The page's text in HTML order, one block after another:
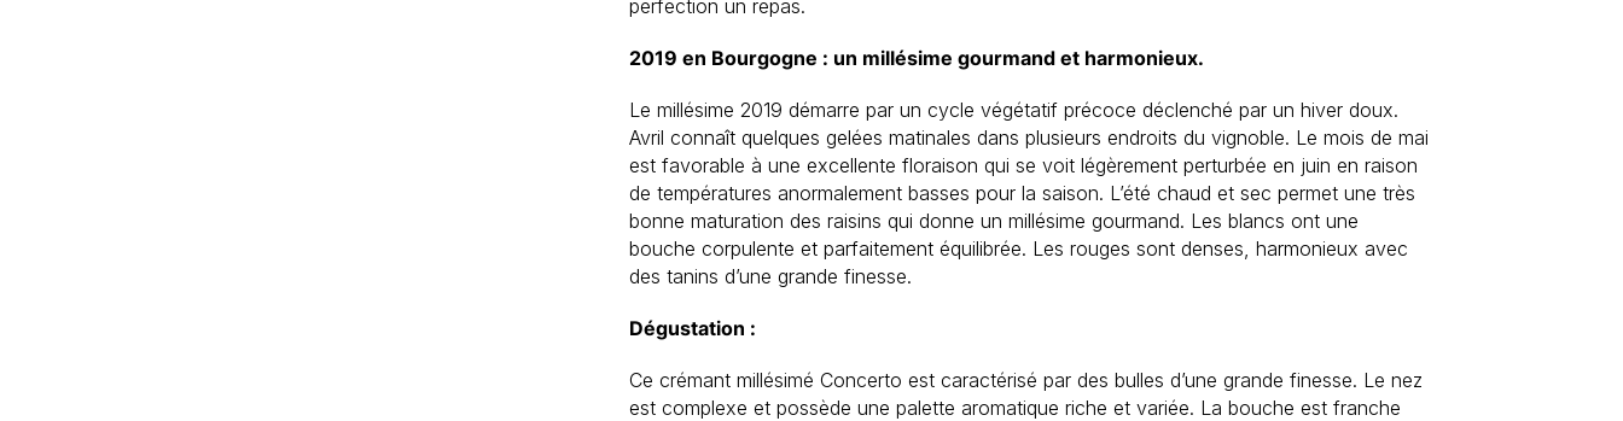
perfection un repas.
2019 en Bourgogne : un millésime gourmand et harmonieux.
Le millésime 2019 démarre par un cycle végétatif précoce déclenché par un hiver doux.
Avril connaît quelques gelées matinales dans plusieurs endroits du vignoble. Le mois de mai
est favorable à une excellente floraison qui se voit légèrement perturbée en juin en raison
de températures anormalement basses pour la saison. L’été chaud et sec permet une très
bonne maturation des raisins qui donne un millésime gourmand. Les blancs ont une
bouche corpulente et parfaitement équilibrée. Les rouges sont denses, harmonieux avec
des tanins d’une grande finesse.
Dégustation :
Ce crémant millésimé Concerto est caractérisé par des bulles d’une grande finesse. Le nez
est complexe et possède une palette aromatique riche et variée. La bouche est franche